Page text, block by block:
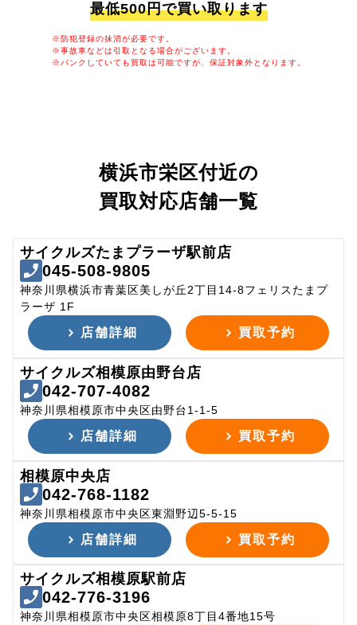
最低500円で買い取ります
※防犯登録の抹消が必要です。
※事故車などは引取となる場合がございます。
※パンクしていても買取は可能ですが、保証対象外となります。
横浜市栄区付近の
買取対応店舗一覧
サイクルズたまプラーザ駅前店
045-508-9805
神奈川県横浜市青葉区美しが丘2丁目14-8フェリスたまプ
ラーザ 1F
店舗詳細 買取予約
サイクルズ相模原由野台店
042-707-4082
神奈川県相模原市中央区由野台1-1-5
店舗詳細 買取予約
相模原中央店
042-768-1182
神奈川県相模原市中央区東淵野辺5-5-15
店舗詳細 買取予約
サイクルズ相模原駅前店
042-776-3196
神奈川県相模原市中央区相模原8丁目4番地15号